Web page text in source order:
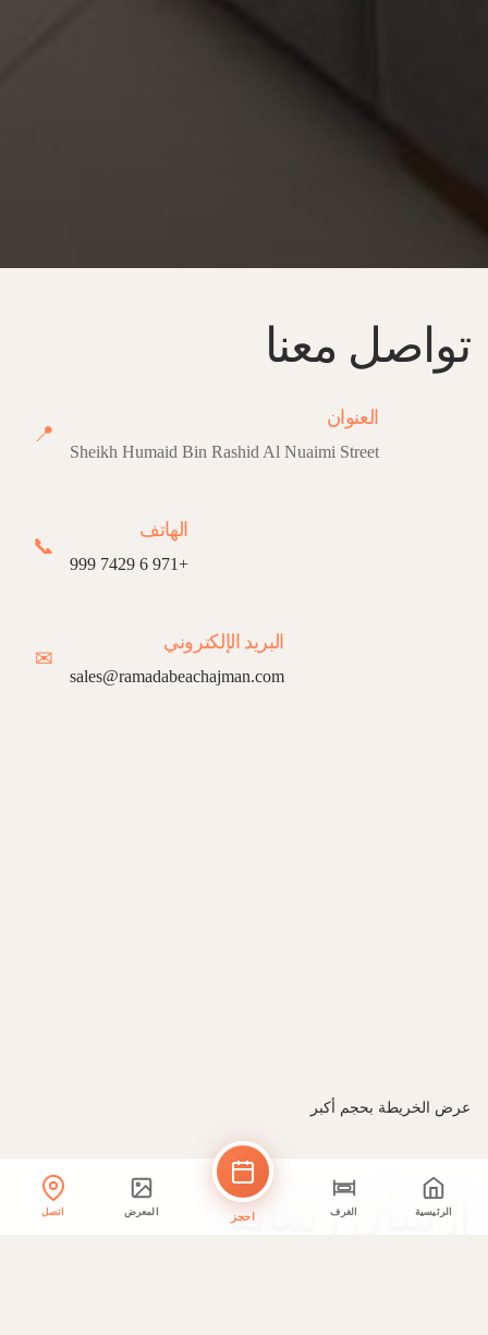
تواصل معنا
📍
العنوان
Sheikh Humaid Bin Rashid Al Nuaimi Street
📞
الهاتف
+971 6 7429 999
✉
البريد الإلكتروني
sales@ramadabeachajman.com
عرض الخريطة بحجم أكبر
إرسال رسالة
الرئيسية الغرف احجز المعرض اتصل